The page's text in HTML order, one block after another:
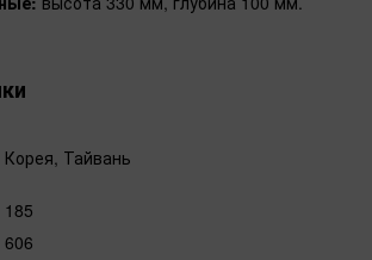
Корея, Тайвань
185
606